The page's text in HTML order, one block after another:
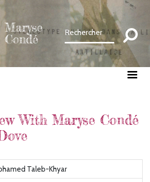
Maryse
Condé
With Maryse Condé
Taleb-Khyar